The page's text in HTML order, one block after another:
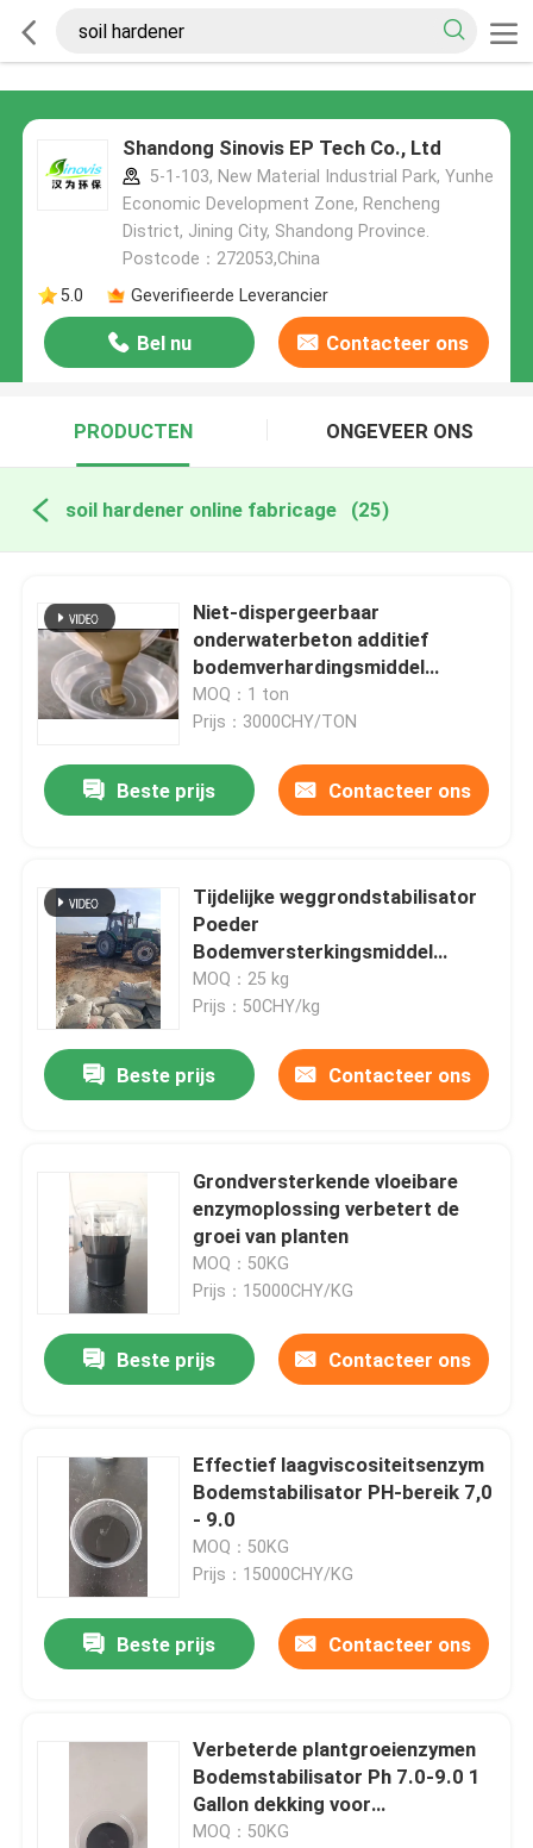
Shandong Sinovis EP Tech Co., Ltd
5-1-103, New Material Industrial Park, Yunhe
Economic Development Zone, Rencheng
District, Jining City, Shandong Province.
Postcode：272053,China
5.0
Geverifieerde Leverancier
Bel nu Contacteer ons
PRODUCTEN ONGEVEER ONS
soil hardener online fabricage (25)
Niet-dispergeerbaar
onderwaterbeton additief
bodemverhardingsmiddel
Bodemversterkingspoeder
MOQ：1 ton
Prijs：3000CHY/TON
Beste prijs Contacteer ons
Tijdelijke weggrondstabilisator
Poeder
Bodemversterkingsmiddel
Parkeerterrein
Versterkingsmiddel
MOQ：25 kg
Prijs：50CHY/kg
Beste prijs Contacteer ons
Grondversterkende vloeibare
enzymoplossing verbetert de
groei van planten
MOQ：50KG
Prijs：15000CHY/KG
Beste prijs Contacteer ons
Effectief laagviscositeitsenzym
Bodemstabilisator PH-bereik 7,0
- 9.0
MOQ：50KG
Prijs：15000CHY/KG
Beste prijs Contacteer ons
Verbeterde plantgroeienzymen
Bodemstabilisator Ph 7.0-9.0 1
Gallon dekking voor
bodemerosiebestrijding
MOQ：50KG